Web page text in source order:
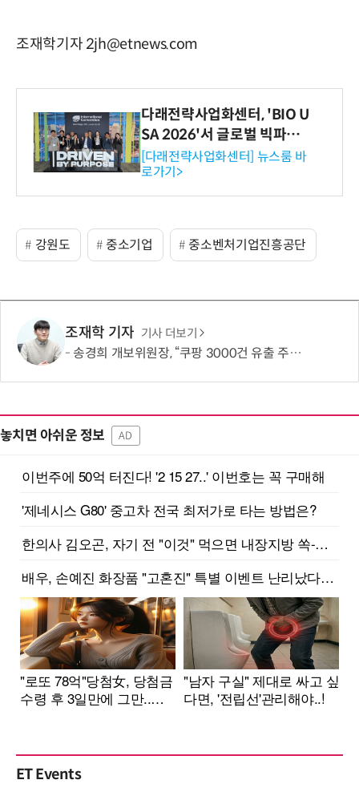
조재학기자 2jh@etnews.com
다래전략사업화센터, 'BIO U
SA 2026'서 글로벌 빅파마
와의 비즈니스 미팅 지원…K
-바이오 해외 진출 교두보 확
보
[다래전략사업화센터] 뉴스룸 바
로가기>
강원도 중소기업 중소벤처기업진흥공단
조재학 기자 기사 더보기
송경희 개보위원장, “쿠팡 3000건 유출 주장 사실과 달라…엄정 처분할 것”
놓치면 아쉬운 정보 AD
ET Events